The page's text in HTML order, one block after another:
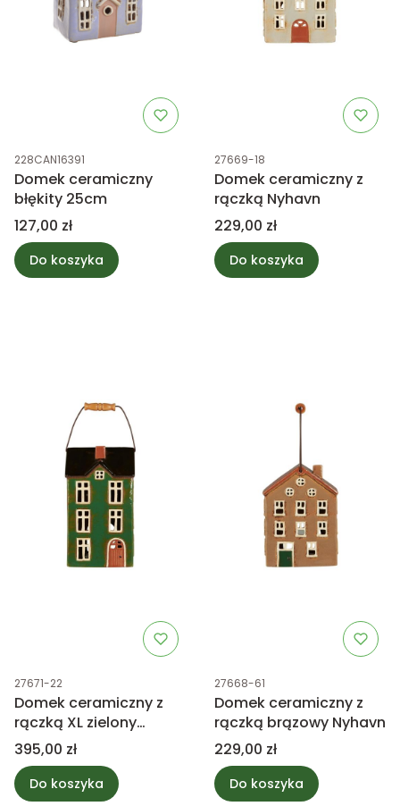
Kod produktu
228CAN16391
Domek ceramiczny
błękity 25cm
Cena
127,00 zł
Do koszyka
Kod produktu
27669-18
Domek ceramiczny z
rączką Nyhavn
Cena
229,00 zł
Do koszyka
Kod produktu
27671-22
Domek ceramiczny z
rączką XL zielony
Nyhavn
Cena
395,00 zł
Do koszyka
Kod produktu
27668-61
Domek ceramiczny z
rączką brązowy Nyhavn
Cena
229,00 zł
Do koszyka